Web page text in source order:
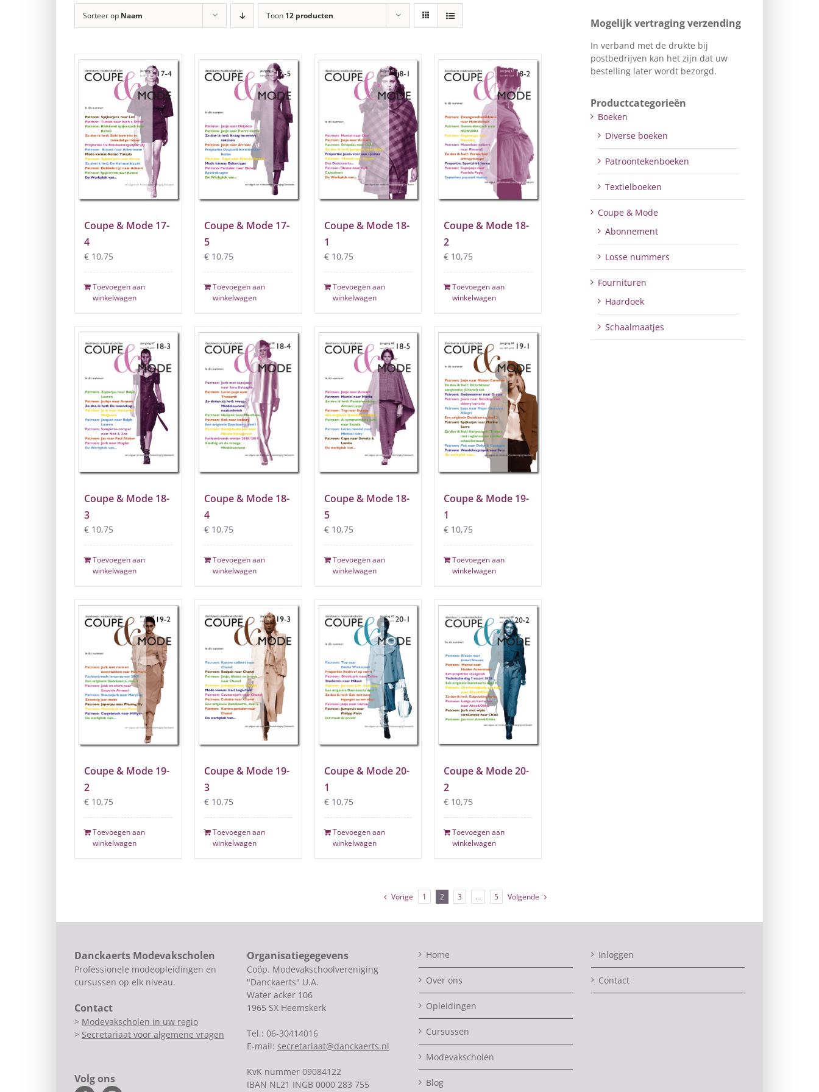
Sorteer op Naam Toon 12 producten
Coupe & Mode 17-
4
€ 10,75
Toevoegen aan
winkelwagen
Coupe & Mode 17-
5
€10,75
Toevoegen aan
winkelwagen
Coupe & Mode 18-
1
€10,75
Toevoegen aan
winkelwagen
Coupe & Mode 18-
2
€ 10,75
Toevoegen aan
winkelwagen
Coupe & Mode 18-
3
€ 10,75
Toevoegen aan
winkelwagen
Coupe & Mode 18-
4
€10,75
Toevoegen aan
winkelwagen
Coupe & Mode 18-
5
€10,75
Toevoegen aan
winkelwagen
Coupe & Mode 19-
1
€ 10,75
Toevoegen aan
winkelwagen
Coupe & Mode 19-
2
€ 10,75
Toevoegen aan
winkelwagen
Coupe & Mode 19-
3
€10,75
Toevoegen aan
winkelwagen
Coupe & Mode 20-
1
€10,75
Toevoegen aan
winkelwagen
Coupe & Mode 20-
2
€ 10,75
Toevoegen aan
winkelwagen
Vorige 1 2 3 … 5 Volgende
Mogelijk vertraging verzending
In verband met de drukte bij
postbedrijven kan het zijn dat uw
bestelling later wordt bezorgd.
Productcategorieën
Boeken
Diverse boeken
Patroontekenboeken
Textielboeken
Coupe & Mode
Abonnement
Losse nummers
Fournituren
Haardoek
Schaalmaatjes
Danckaerts Modevakscholen
Professionele modeopleidingen en
cursussen op elk niveau.
Contact
> Modevakscholen in uw regio
> Secretariaat voor algemene vragen
Volg ons
Organisatiegegevens
Coöp. Modevakschoolvereniging
"Danckaerts" U.A.
Water acker 106
1965 SX Heemskerk
Tel.: 06-30414016
E-mail: secretariaat@danckaerts.nl
KvK nummer 09084122
IBAN NL21 INGB 0000 283 755
Home
Over ons
Opleidingen
Cursussen
Modevakscholen
Blog
Inloggen
Contact